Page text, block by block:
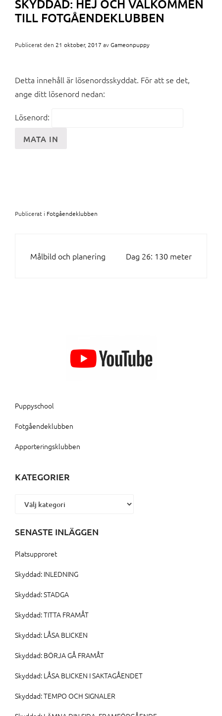
SKYDDAD: HEJ OCH VÄLKOMMEN
TILL FOTGÅENDEKLUBBEN
Publicerat den 21 oktober, 2017 avGameonpuppy
Detta innehåll är lösenordsskyddat. För att se det,
ange ditt lösenord nedan:
Lösenord:
Publicerat i Fotgåendeklubben
INLÄGGSNAVIGERING
Målbild och planering Dag 26: 130 meter
Puppyschool
Fotgåendeklubben
Apporteringsklubben
KATEGORIER
Kategorier
SENASTE INLÄGGEN
Platsupproret
Skyddad: INLEDNING
Skyddad: STADGA
Skyddad: TITTA FRAMÅT
Skyddad: LÅSA BLICKEN
Skyddad: BÖRJA GÅ FRAMÅT
Skyddad: LÅSA BLICKEN I SAKTAGÅENDET
Skyddad: TEMPO OCH SIGNALER